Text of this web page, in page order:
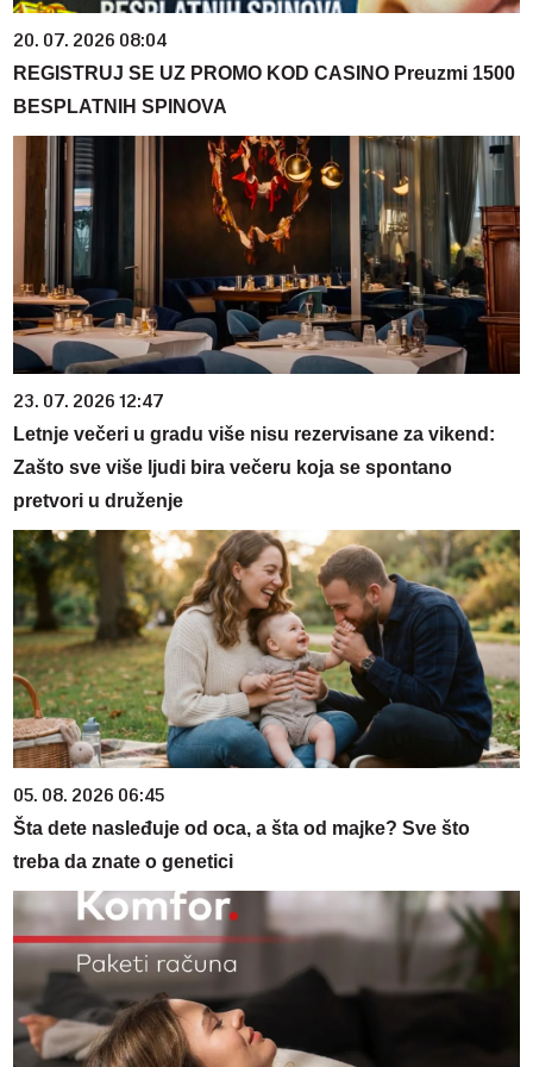
20. 07. 2026 08:04
REGISTRUJ SE UZ PROMO KOD CASINO Preuzmi 1500
BESPLATNIH SPINOVA
23. 07. 2026 12:47
Letnje večeri u gradu više nisu rezervisane za vikend:
Zašto sve više ljudi bira večeru koja se spontano
pretvori u druženje
05. 08. 2026 06:45
Šta dete nasleđuje od oca, a šta od majke? Sve što
treba da znate o genetici